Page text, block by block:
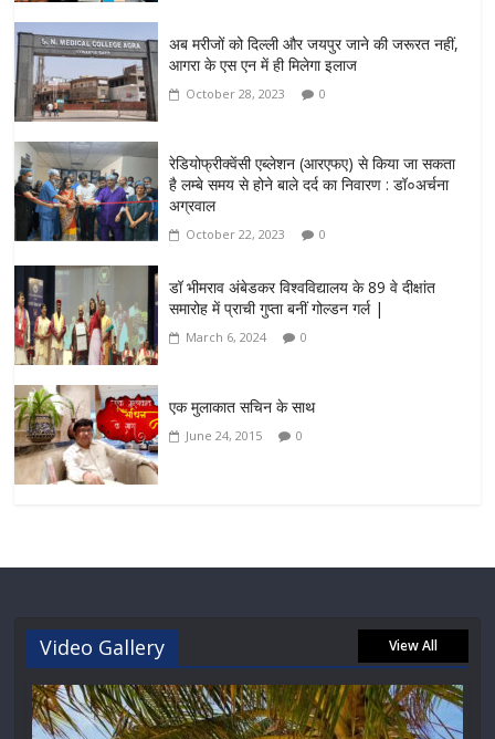
अब मरीजों को दिल्ली और जयपुर जाने की जरूरत नहीं,
आगरा के एस एन में ही मिलेगा इलाज
October 28, 2023 0
रेडियोफ्रीक्वेंसी एब्लेशन (आरएफए) से किया जा सकता
है लम्बे समय से होने बाले दर्द का निवारण : डॉ०अर्चना
अग्रवाल
October 22, 2023 0
डॉ भीमराव अंबेडकर विश्वविद्यालय के 89 वे दीक्षांत
समारोह में प्राची गुप्ता बनीं गोल्डन गर्ल |
March 6, 2024 0
एक मुलाकात सचिन के साथ
June 24, 2015 0
Video Gallery View All